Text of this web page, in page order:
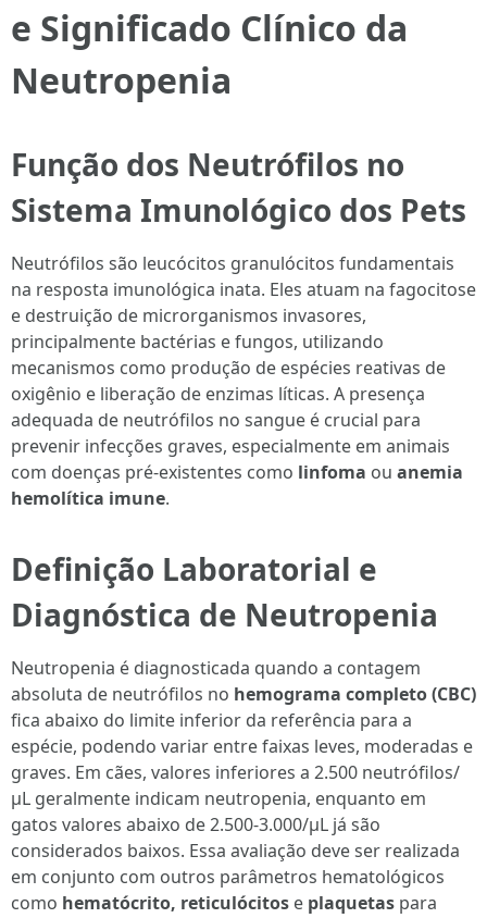
e Significado Clínico da
Neutropenia
Função dos Neutrófilos no
Sistema Imunológico dos Pets
Neutrófilos são leucócitos granulócitos fundamentais
na resposta imunológica inata. Eles atuam na fagocitose
e destruição de microrganismos invasores,
principalmente bactérias e fungos, utilizando
mecanismos como produção de espécies reativas de
oxigênio e liberação de enzimas líticas. A presença
adequada de neutrófilos no sangue é crucial para
prevenir infecções graves, especialmente em animais
com doenças pré-existentes como linfoma ou anemia
hemolítica imune.
Definição Laboratorial e
Diagnóstica de Neutropenia
Neutropenia é diagnosticada quando a contagem
absoluta de neutrófilos no hemograma completo (CBC)
fica abaixo do limite inferior da referência para a
espécie, podendo variar entre faixas leves, moderadas e
graves. Em cães, valores inferiores a 2.500 neutrófilos/
μL geralmente indicam neutropenia, enquanto em
gatos valores abaixo de 2.500-3.000/μL já são
considerados baixos. Essa avaliação deve ser realizada
em conjunto com outros parâmetros hematológicos
como hematócrito, reticulócitos e plaquetas para